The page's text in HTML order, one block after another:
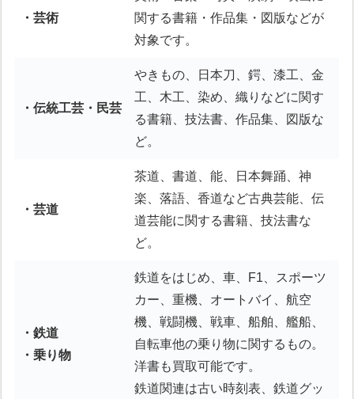
・芸術
関する書籍・作品集・図版などが
対象です。
・伝統工芸・民芸
やきもの、日本刀、鍔、漆工、金
工、木工、染め、織りなどに関す
る書籍、技法書、作品集、図版な
ど。
・芸道
茶道、書道、能、日本舞踊、神
楽、落語、香道など古典芸能、伝
道芸能に関する書籍、技法書な
ど。
・鉄道
・乗り物
鉄道をはじめ、車、F1、スポーツ
カー、重機、オートバイ、航空
機、戦闘機、戦車、船舶、艦船、
自転車他の乗り物に関するもの。
洋書も買取可能です。
鉄道関連は古い時刻表、鉄道グッ